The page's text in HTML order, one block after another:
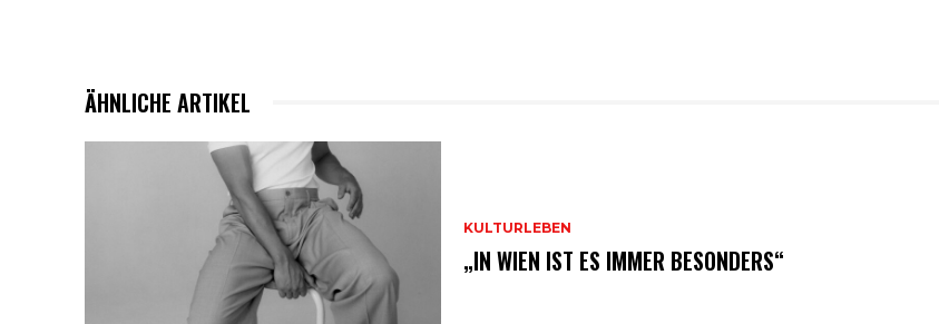
ÄHNLICHE ARTIKEL
KULTURLEBEN
„IN WIEN IST ES IMMER BESONDERS“